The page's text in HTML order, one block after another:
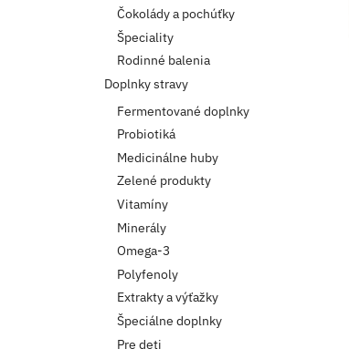
Čokolády a pochúťky
Špeciality
Rodinné balenia
Doplnky stravy
Fermentované doplnky
Probiotiká
Medicinálne huby
Zelené produkty
Vitamíny
Minerály
Omega-3
Polyfenoly
Extrakty a výťažky
Špeciálne doplnky
Pre deti